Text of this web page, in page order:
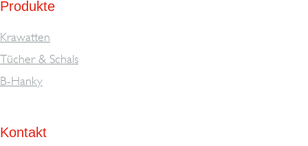
Produkte
Krawatten
Tücher & Schals
B-Hanky
Kontakt